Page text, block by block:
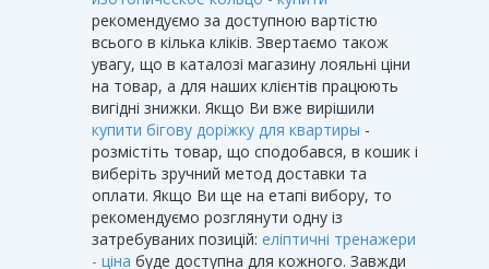
рекомендуємо за доступною вартістю
всього в кілька кліків. Звертаємо також
увагу, що в каталозі магазину лояльні ціни
на товар, а для наших клієнтів працюють
вигідні знижки. Якщо Ви вже вирішили
купити бігову доріжку для квартиры -
розмістіть товар, що сподобався, в кошик і
виберіть зручний метод доставки та
оплати. Якщо Ви ще на етапі вибору, то
рекомендуємо розглянути одну із
затребуваних позицій: еліптичні тренажери
- ціна буде доступна для кожного. Завжди